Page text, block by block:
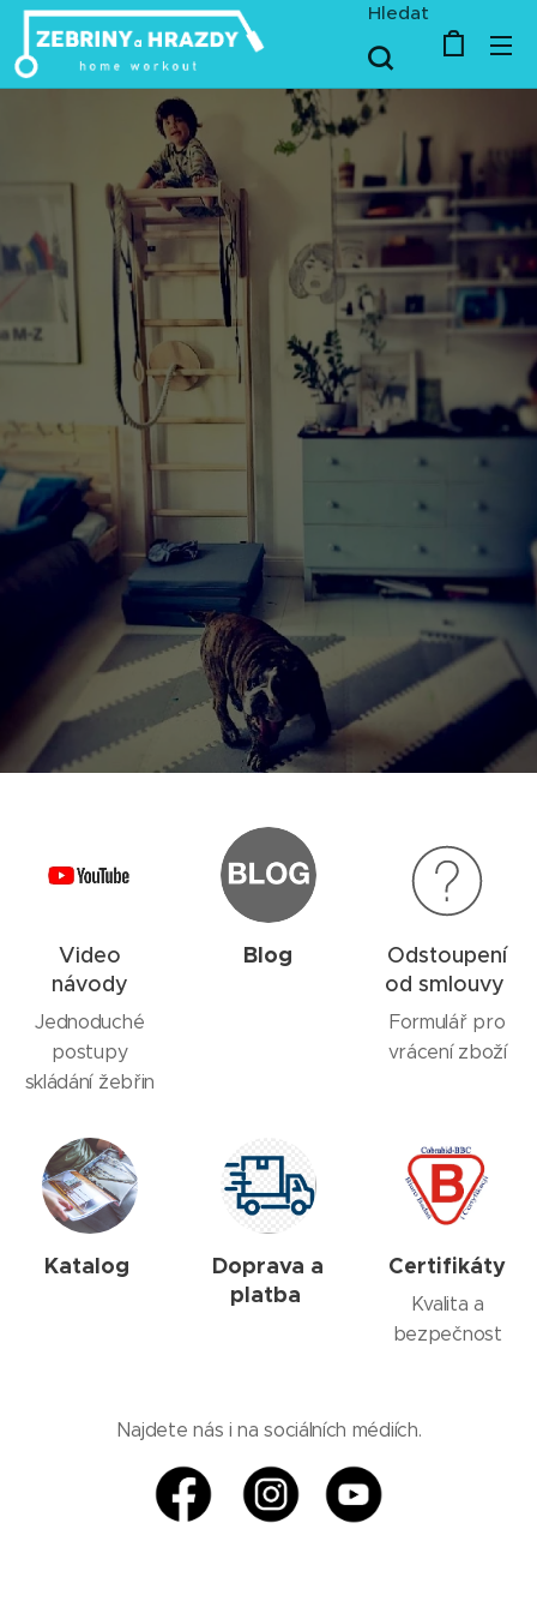
Hledat
Video
návody
Jednoduché
postupy
skládání žebřin
Blog
Odstoupení
od smlouvy
Formulář pro
vrácení zboží
Katalog
Doprava a
platba
Certifikáty
Kvalita a
bezpečnost
Najdete nás i na sociálních médiích.